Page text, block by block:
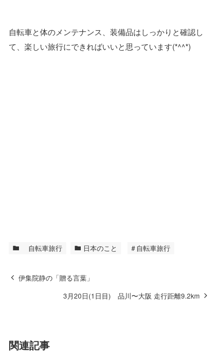
自転車と体のメンテナンス、装備品はしっかりと確認し
て、楽しい旅行にできればいいと思っています(*^^*)
自転車旅行 日本のこと 自転車旅行
伊集院静の「贈る言葉」
3月20日(1日目) 品川〜大阪 走行距離9.2km
関連記事